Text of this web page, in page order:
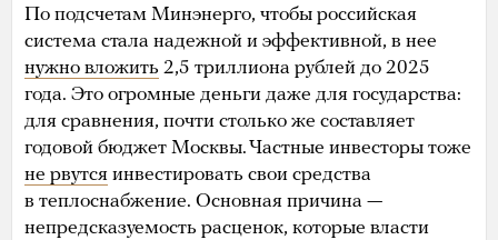
По подсчетам Минэнерго, чтобы российская
система стала надежной и эффективной, в нее
нужно вложить 2,5 триллиона рублей до 2025
года. Это огромные деньги даже для государства:
для сравнения, почти столько же составляет
годовой бюджет Москвы. Частные инвесторы тоже
не рвутся инвестировать свои средства
в теплоснабжение. Основная причина —
непредсказуемость расценок, которые власти